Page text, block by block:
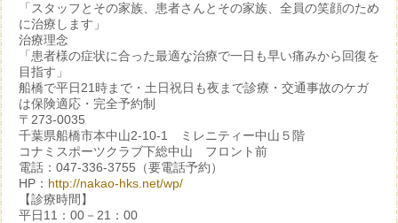
「スタッフとその家族、患者さんとその家族、全員の笑顔のため
に治療します」
治療理念
「患者様の症状に合った最適な治療で一日も早い痛みから回復を
目指す」
船橋で平日21時まで・土日祝日も夜まで診療・交通事故のケガ
は保険適応・完全予約制
〒273-0035
千葉県船橋市本中山2-10-1 ミレニティー中山５階
コナミスポーツクラブ下総中山 フロント前
電話：047-336-3755（要電話予約）
HP： http://nakao-hks.net/wp/
【診療時間】
平日11：00－21：00